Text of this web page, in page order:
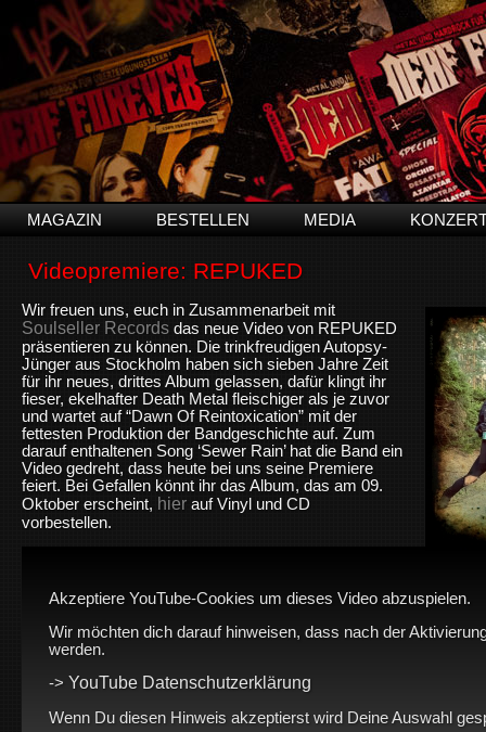
MAGAZIN BESTELLEN MEDIA
Videopremiere: REPUKED
Wir freuen uns, euch in Zusammenarbeit mit
Soulseller Records das neue Video von REPUKED
präsentieren zu können. Die trinkfreudigen Autopsy-
Jünger aus Stockholm haben sich sieben Jahre Zeit
für ihr neues, drittes Album gelassen, dafür klingt ihr
fieser, ekelhafter Death Metal fleischiger als je zuvor
und wartet auf “Dawn Of Reintoxication” mit der
fettesten Produktion der Bandgeschichte auf. Zum
darauf enthaltenen Song ‘Sewer Rain’ hat die Band ein
Video gedreht, dass heute bei uns seine Premiere
feiert. Bei Gefallen könnt ihr das Album, das am 09.
Oktober erscheint, hier auf Vinyl und CD
vorbestellen.
Akzeptiere YouTube-Cookies um dieses Video abzuspielen.
Wir möchten dich darauf hinweisen, dass nach der
werden.
-> YouTube Datenschutzerklärung
Wenn Du diesen Hinweis akzeptierst wird Deine Auswahl